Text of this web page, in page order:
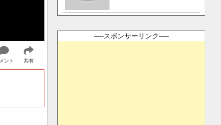
ント 共有
-----スポンサーリンク-----